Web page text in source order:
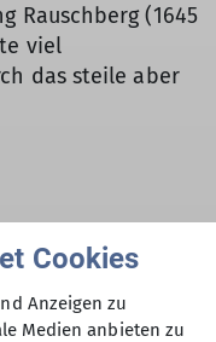
Rauschberg (1645
viel
das steile aber
Cookies
Anzeigen zu
Medien anbieten zu